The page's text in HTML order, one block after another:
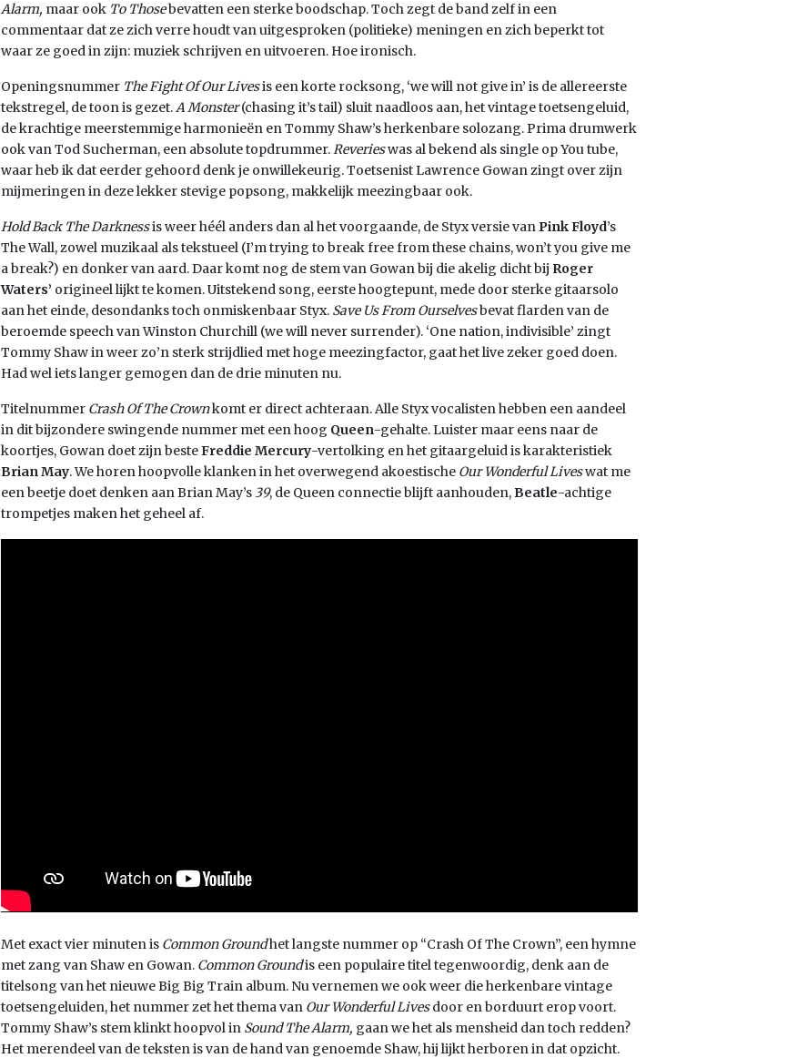
Alarm, maar ook To Thosebevatten een sterke boodschap. Toch zegt de band zelf in een
commentaar dat ze zich verre houdt van uitgesproken (politieke) meningen en zich beperkt tot
waar ze goed in zijn: muziek schrijven en uitvoeren. Hoe ironisch.
Openingsnummer The Fight Of Our Livesis een korte rocksong, ‘we will not give in’ is de allereerste
tekstregel, de toon is gezet.A Monster(chasing it’s tail) sluit naadloos aan, het vintage toetsengeluid,
de krachtige meerstemmige harmonieën en Tommy Shaw’s herkenbare solozang. Prima drumwerk
ook van Tod Sucherman, een absolute topdrummer.Reverieswas al bekend als single op You tube,
waar heb ik dat eerder gehoord denk je onwillekeurig. Toetsenist Lawrence Gowan zingt over zijn
mijmeringen in deze lekker stevige popsong, makkelijk meezingbaar ook.
Hold Back The Darknessis weer héél anders dan al het voorgaande, de Styx versie van Pink Floyd’s
The Wall, zowel muzikaal als tekstueel (I’m trying to break free from these chains, won’t you give me
a break?) en donker van aard. Daar komt nog de stem van Gowan bij die akelig dicht bij Roger
Waters’ origineel lijkt te komen. Uitstekend song, eerste hoogtepunt, mede door sterke gitaarsolo
aan het einde, desondanks toch onmiskenbaar Styx. Save Us From Ourselvesbevat flarden van de
beroemde speech van Winston Churchill (we will never surrender). ‘One nation, indivisible’ zingt
Tommy Shaw in weer zo’n sterk strijdlied met hoge meezingfactor, gaat het live zeker goed doen.
Had wel iets langer gemogen dan de drie minuten nu.
Titelnummer Crash Of The Crownkomt er direct achteraan. Alle Styx vocalisten hebben een aandeel
in dit bijzondere swingende nummer met een hoog Queen-gehalte. Luister maar eens naar de
koortjes, Gowan doet zijn besteFreddie Mercury-vertolking en het gitaargeluid is karakteristiek
Brian May. We horen hoopvolle klanken in het overwegend akoestische Our Wonderful Liveswat me
een beetje doet denken aan Brian May’s 39, de Queen connectie blijft aanhouden,Beatle-achtige
trompetjes maken het geheel af.
Met exact vier minuten is Common Groundhet langste nummer op “Crash Of The Crown”, een hymne
met zang van Shaw en Gowan. Common Groundis een populaire titel tegenwoordig, denk aan de
titelsong van het nieuwe Big Big Train album. Nu vernemen we ook weer die herkenbare vintage
toetsengeluiden, het nummer zet het thema van Our Wonderful Livesdoor en borduurt erop voort.
Tommy Shaw’s stem klinkt hoopvol in Sound The Alarm, gaan we het als mensheid dan toch redden?
Het merendeel van de teksten is van de hand van genoemde Shaw, hij lijkt herboren in dat opzicht.